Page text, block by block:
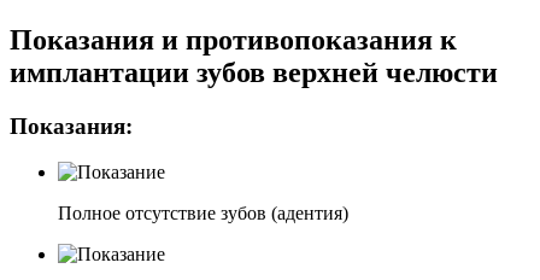
Показания и противопоказания к
имплантации зубов верхней челюсти
Показания:
Полное отсутствие зубов (адентия)